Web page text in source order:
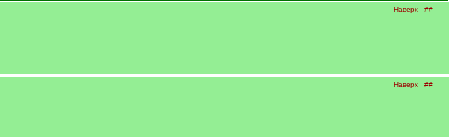
Наверх ##
Наверх ##